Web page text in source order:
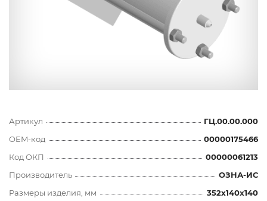
Артикул
ГЦ.00.00.000
OEM-код
00000175466
Код ОКП
00000061213
Производитель
ОЗНА-ИС
Размеры изделия, мм
352x140x140